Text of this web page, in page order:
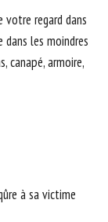
votre regard dans
dans les moindres
canapé, armoire,
à sa victime